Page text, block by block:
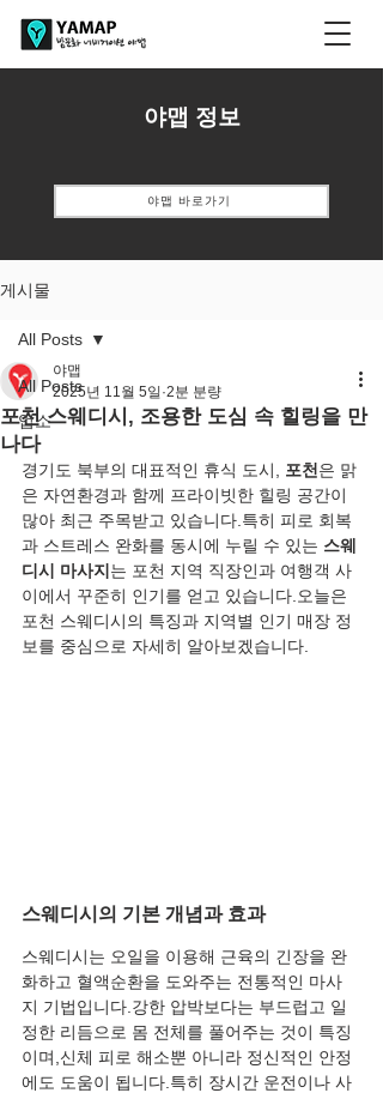
​야맵 정보
야맵 바로가기
게시물
All Posts
업소
All Posts
포천 스웨디시, 조용한 도심 속 힐링을 만
나다
야맵
2025년 11월 5일 2분 분량
경기도 북부의 대표적인 휴식 도시, 포천 은 맑
은 자연환경과 함께 프라이빗한 힐링 공간이
많아 최근 주목받고 있습니다.특히 피로 회복
과 스트레스 완화를 동시에 누릴 수 있는 스웨
디시 마사지 는 포천 지역 직장인과 여행객 사
이에서 꾸준히 인기를 얻고 있습니다.오늘은
포천 스웨디시의 특징과 지역별 인기 매장 정
보를 중심으로 자세히 알아보겠습니다.
스웨디시의 기본 개념과 효과
스웨디시는 오일을 이용해 근육의 긴장을 완
화하고 혈액순환을 도와주는 전통적인 마사
지 기법입니다.강한 압박보다는 부드럽고 일
정한 리듬으로 몸 전체를 풀어주는 것이 특징
이며,신체 피로 해소뿐 아니라 정신적인 안정
에도 도움이 됩니다.특히 장시간 운전이나 사